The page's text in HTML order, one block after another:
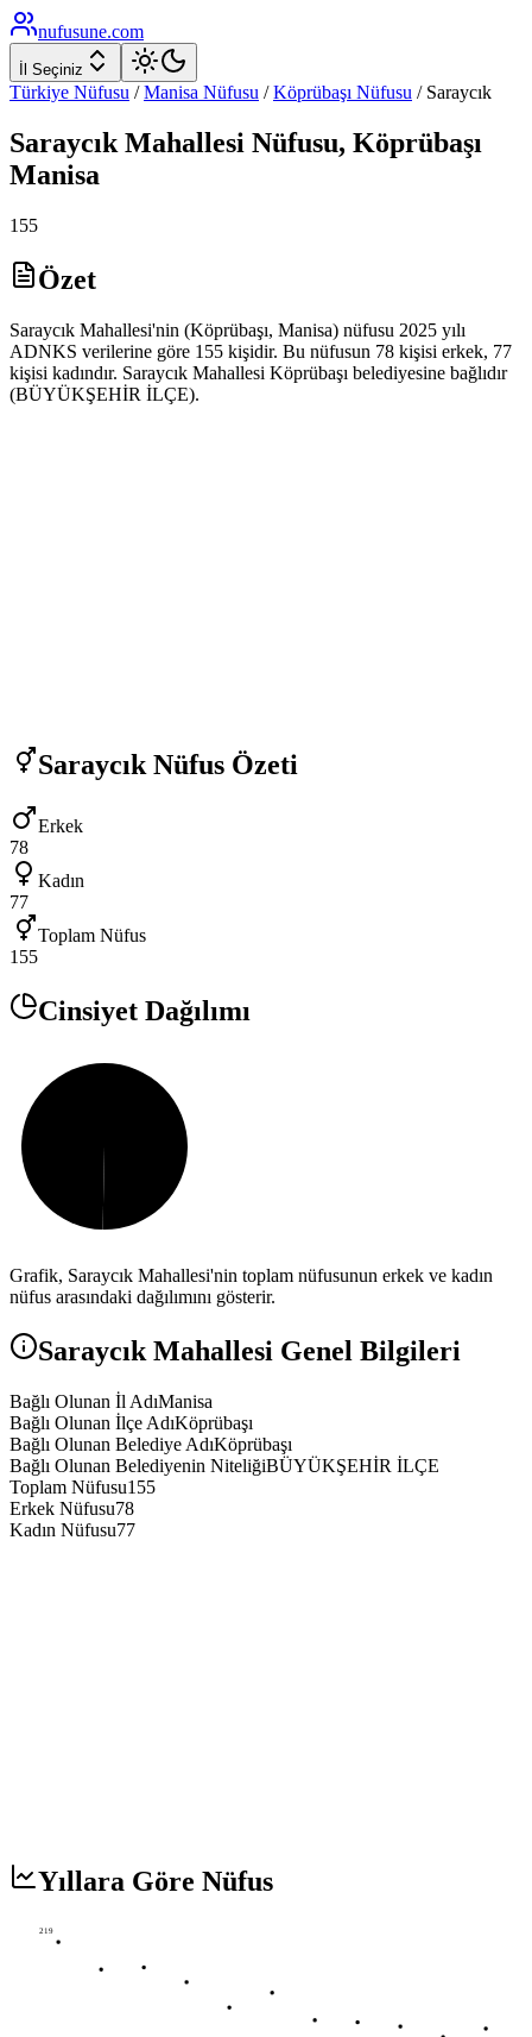
nufusune.com
İl Seçiniz
Türkiye Nüfusu / Manisa Nüfusu / Köprübaşı Nüfusu / Saraycık
Saraycık Mahallesi Nüfusu, Köprübaşı
Manisa
155
Özet
Saraycık Mahallesi'nin (Köprübaşı, Manisa) nüfusu 2025 yılı
ADNKS verilerine göre 155 kişidir. Bu nüfusun 78 kişisi erkek, 77
kişisi kadındır. Saraycık Mahallesi Köprübaşı belediyesine bağlıdır
(BÜYÜKŞEHİR İLÇE).
Saraycık Nüfus Özeti
Erkek
78
Kadın
77
Toplam Nüfus
155
Cinsiyet Dağılımı
Grafik, Saraycık Mahallesi'nin toplam nüfusunun erkek ve kadın
nüfus arasındaki dağılımını gösterir.
Saraycık Mahallesi Genel Bilgileri
Bağlı Olunan İl AdıManisa
Bağlı Olunan İlçe AdıKöprübaşı
Bağlı Olunan Belediye AdıKöprübaşı
Bağlı Olunan Belediyenin NiteliğiBÜYÜKŞEHİR İLÇE
Toplam Nüfusu155
Erkek Nüfusu78
Kadın Nüfusu77
Yıllara Göre Nüfus
219